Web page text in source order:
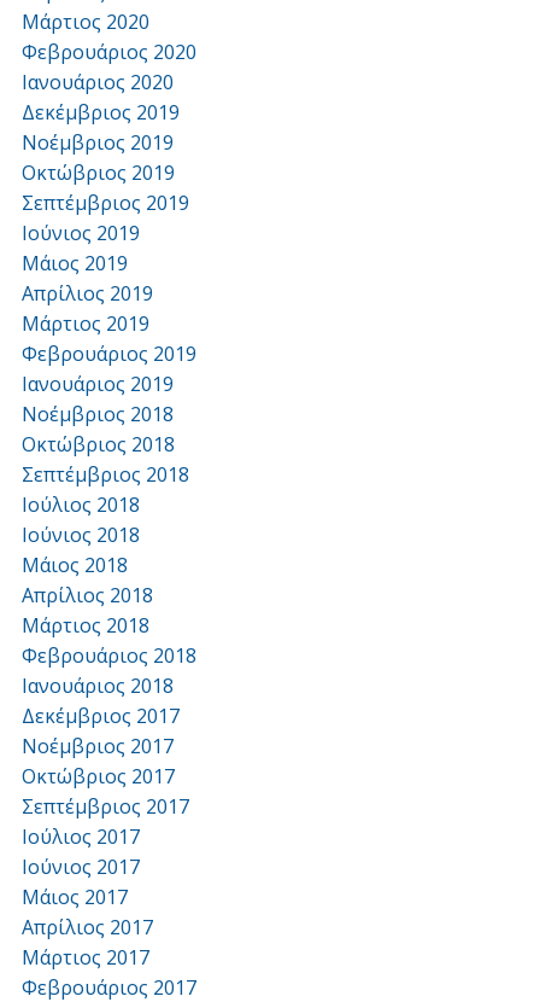
Μάρτιος 2020
Φεβρουάριος 2020
Ιανουάριος 2020
Δεκέμβριος 2019
Νοέμβριος 2019
Οκτώβριος 2019
Σεπτέμβριος 2019
Ιούνιος 2019
Μάιος 2019
Απρίλιος 2019
Μάρτιος 2019
Φεβρουάριος 2019
Ιανουάριος 2019
Νοέμβριος 2018
Οκτώβριος 2018
Σεπτέμβριος 2018
Ιούλιος 2018
Ιούνιος 2018
Μάιος 2018
Απρίλιος 2018
Μάρτιος 2018
Φεβρουάριος 2018
Ιανουάριος 2018
Δεκέμβριος 2017
Νοέμβριος 2017
Οκτώβριος 2017
Σεπτέμβριος 2017
Ιούλιος 2017
Ιούνιος 2017
Μάιος 2017
Απρίλιος 2017
Μάρτιος 2017
Φεβρουάριος 2017